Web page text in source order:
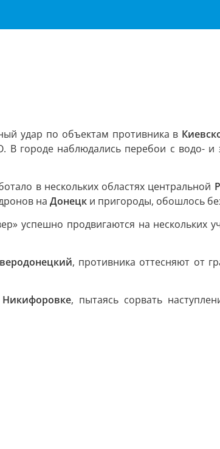
удар по объектам противника в
городе наблюдались перебои с водо-
в нескольких областях центральной
на Донецк и пригороды, обошлось
успешно продвигаются на нескольких
, противника оттесняют от
Никифоровке, пытаясь сорвать